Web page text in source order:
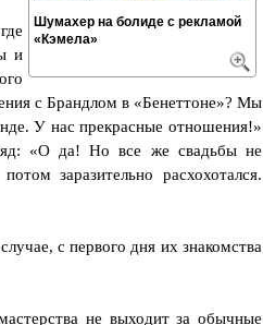
Шумахер на болиде с рекламой
«Кэмела»
и
с Брандлом в «Бенеттоне»? Мы
У нас прекрасные отношения!»
«О да! Но все же свадьбы не
заразительно расхохотался.
с первого дня их знакомства
не выходит за обычные